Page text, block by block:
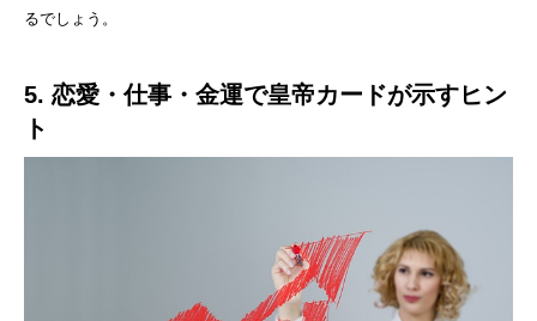
るでしょう。
5. 恋愛・仕事・金運で皇帝カードが示すヒン
ト